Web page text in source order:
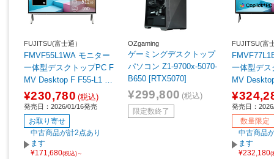
FUJITSU(富士通）
FMVF55L1WA モニター
一体型デスクトップPC F
MV Desktop F F55-L1 ホ
ワイト ［23.8型 /Window
s11 Home /AMD Ryzen5
/メモリ：16GB /SSD：5
12GB /Microsoft 365 Per
sonal /2026年1月モデ
ル］
¥230,780 (税込)
発売日：2026/01/16発売
お取り寄せ
中古商品が計2点あり
ます
¥171,680(税込)～
OZgaming
ゲーミングデスクトップ
パソコン Z1-9700x-5070-
B650 [RTX5070]
¥299,800 (税込)
限定数終了
FUJITSU(富
一体型デ
MV
MD Ryzen
ク ［27型 /
ome /メモ
D：1TB /
ersonal /
ル］
発売日：
数量限定
中古商品
ます
¥232,180(